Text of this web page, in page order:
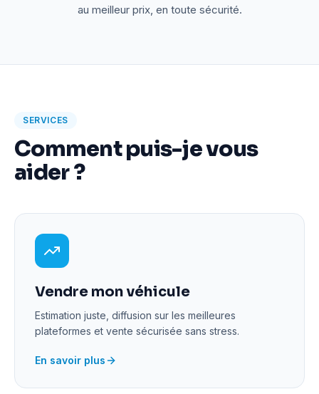
au meilleur prix, en toute sécurité.
SERVICES
Comment puis-je vous
aider ?
Vendre mon véhicule
Estimation juste, diffusion sur les meilleures
plateformes et vente sécurisée sans stress.
En savoir plus